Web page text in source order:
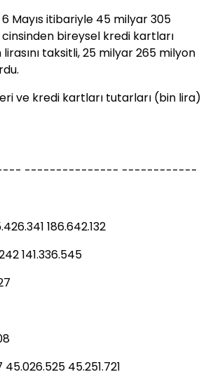
Mayıs itibariyle 45 milyar 305
cinsinden bireysel kredi kartları
taksitli, 25 milyar 265 milyon
ve kredi kartları tutarları (bin lira)
--------------- ------------
186.642.132
141.336.545
45.251.721